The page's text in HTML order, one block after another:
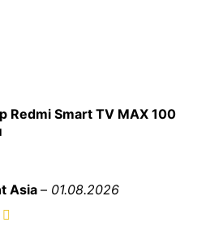
Redmi Smart TV MAX 100
Asia – 01.08.2026